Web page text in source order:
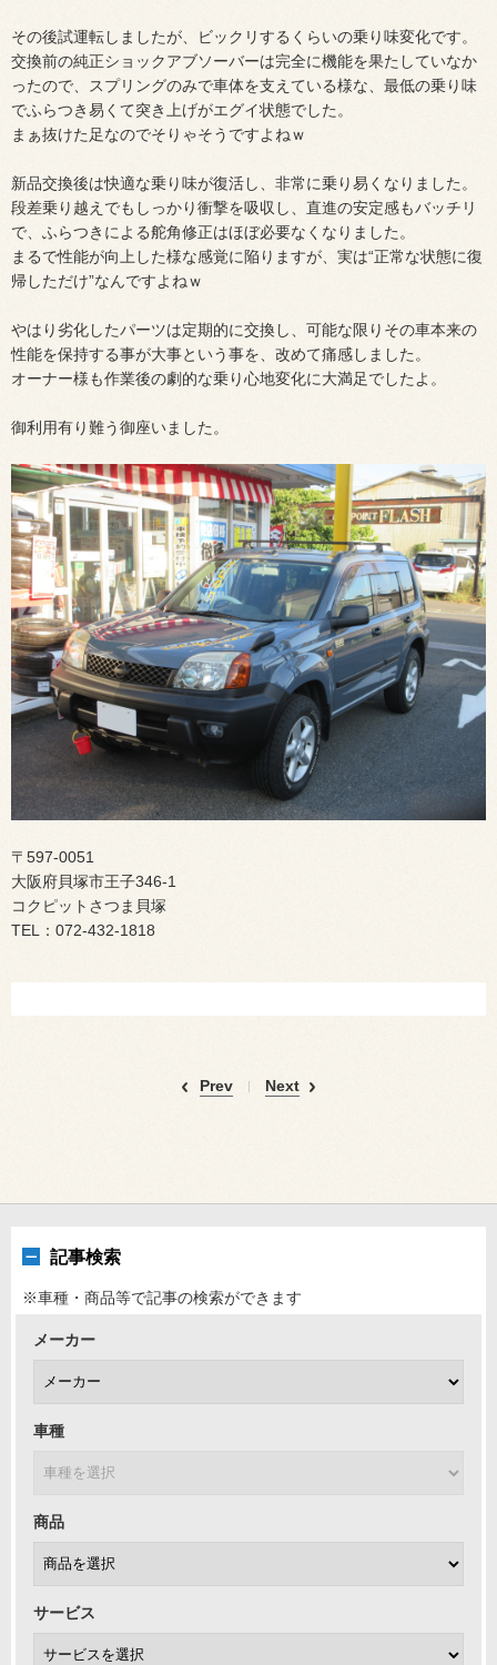
その後試運転しましたが、ビックリするくらいの乗り味変化です。
交換前の純正ショックアブソーバーは完全に機能を果たしていなか
ったので、スプリングのみで車体を支えている様な、最低の乗り味
でふらつき易くて突き上げがエグイ状態でした。
まぁ抜けた足なのでそりゃそうですよねｗ
新品交換後は快適な乗り味が復活し、非常に乗り易くなりました。
段差乗り越えでもしっかり衝撃を吸収し、直進の安定感もバッチリ
で、ふらつきによる舵角修正はほぼ必要なくなりました。
まるで性能が向上した様な感覚に陥りますが、実は“正常な状態に復
帰しただけ”なんですよねｗ
やはり劣化したパーツは定期的に交換し、可能な限りその車本来の
性能を保持する事が大事という事を、改めて痛感しました。
オーナー様も作業後の劇的な乗り心地変化に大満足でしたよ。
御利用有り難う御座いました。
〒597-0051
大阪府貝塚市王子346-1
コクピットさつま貝塚
TEL：072-432-1818
Prev Next
記事検索
※車種・商品等で記事の検索ができます
メーカー
車種
商品
サービス